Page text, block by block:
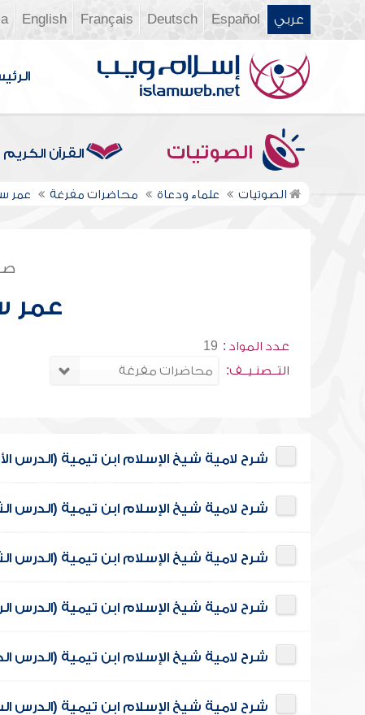
عربي Español
Deutsch
Français
English
الصوتيات القرآن الكريم
الصوتيات علماء ودعاة محاضرات مفرغة عمر
عمر
عدد المواد : 19
التــصنـيــف:
شرح لامية شيخ الإسلام ابن تيمية (الدرس
شرح لامية شيخ الإسلام ابن تيمية (الدرس
شرح لامية شيخ الإسلام ابن تيمية (الدرس
شرح لامية شيخ الإسلام ابن تيمية (الدرس
شرح لامية شيخ الإسلام ابن تيمية (الدرس
شرح لامية شيخ الإسلام ابن تيمية (الدرس